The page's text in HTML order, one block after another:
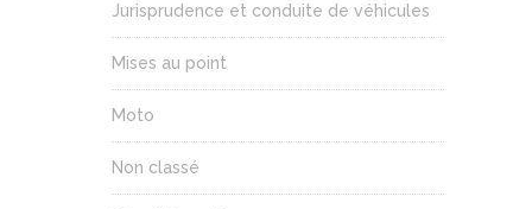
Jurisprudence et conduite de véhicules
Mises au point
Moto
Non classé